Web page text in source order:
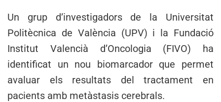
Un grup d’investigadors de la Universitat
Politècnica de València (UPV) i la Fundació
Institut Valencià d’Oncologia (FIVO) ha
identificat un nou biomarcador que permet
avaluar els resultats del tractament en
pacients amb metàstasis cerebrals.